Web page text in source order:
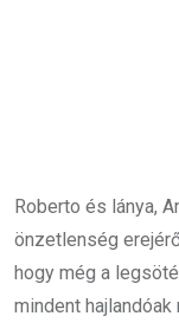
Roberto és lánya,
önzetlenség
hogy még a
mindent